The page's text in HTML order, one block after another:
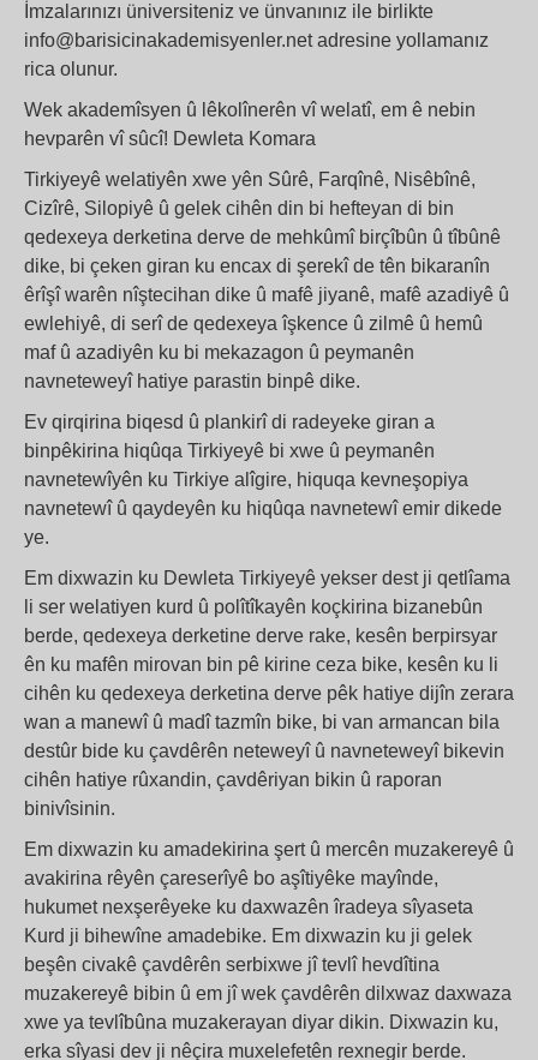
İmzalarınızı üniversiteniz ve ünvanınız ile birlikte
info@barisicinakademisyenler.net adresine yollamanız
rica olunur.
Wek akademîsyen û lêkolînerên vî welatî, em ê nebin
hevparên vî sûcî! Dewleta Komara
Tirkiyeyê welatiyên xwe yên Sûrê, Farqînê, Nisêbînê,
Cizîrê, Silopiyê û gelek cihên din bi hefteyan di bin
qedexeya derketina derve de mehkûmî birçîbûn û tîbûnê
dike, bi çeken giran ku encax di şerekî de tên bikaranîn
êrîşî warên nîştecihan dike û mafê jiyanê, mafê azadiyê û
ewlehiyê, di serî de qedexeya îşkence û zilmê û hemû
maf û azadiyên ku bi mekazagon û peymanên
navneteweyî hatiye parastin binpê dike.
Ev qirqirina biqesd û plankirî di radeyeke giran a
binpêkirina hiqûqa Tirkiyeyê bi xwe û peymanên
navnetewîyên ku Tirkiye alîgire, hiquqa kevneşopiya
navnetewî û qaydeyên ku hiqûqa navnetewî emir dikede
ye.
Em dixwazin ku Dewleta Tirkiyeyê yekser dest ji qetlîama
li ser welatiyen kurd û polîtîkayên koçkirina bizanebûn
berde, qedexeya derketine derve rake, kesên berpirsyar
ên ku mafên mirovan bin pê kirine ceza bike, kesên ku li
cihên ku qedexeya derketina derve pêk hatiye dijîn zerara
wan a manewî û madî tazmîn bike, bi van armancan bila
destûr bide ku çavdêrên neteweyî û navneteweyî bikevin
cihên hatiye rûxandin, çavdêriyan bikin û raporan
binivîsinin.
Em dixwazin ku amadekirina şert û mercên muzakereyê û
avakirina rêyên çareserîyê bo aşîtiyêke mayînde,
hukumet nexşerêyeke ku daxwazên îradeya sîyaseta
Kurd ji bihewîne amadebike. Em dixwazin ku ji gelek
beşên civakê çavdêrên serbixwe jî tevlî hevdîtina
muzakereyê bibin û em jî wek çavdêrên dilxwaz daxwaza
xwe ya tevlîbûna muzakerayan diyar dikin. Dixwazin ku,
erka sîyasi dev ji nêçira muxelefetên rexnegir berde.